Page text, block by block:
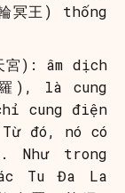
冥王) thống
): âm dịch
), là cung
cung điện
đó, nó có
trong
Tu Đa La